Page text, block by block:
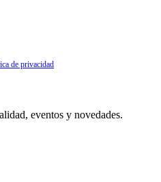
de privacidad
eventos y novedades.